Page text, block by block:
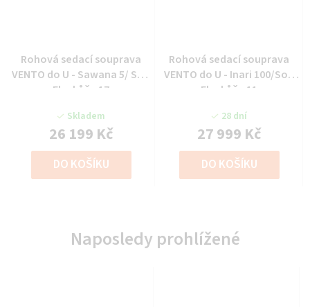
Rohová sedací souprava
VENTO do U - Sawana 5/ Soft
Eko kůže 17
Skladem
26 199 Kč
DO KOŠÍKU
Rohová sedací souprava
VENTO do U - Inari 100/Soft
Eko kůže 11
28 dní
27 999 Kč
DO KOŠÍKU
Naposledy prohlížené